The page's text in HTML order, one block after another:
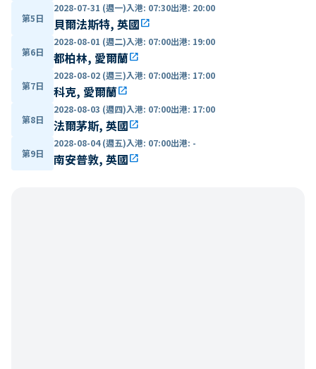
第5日
2028-07-31 (週一)入港: 07:30出港: 20:00
貝爾法斯特, 英國open_in_new
第6日
2028-08-01 (週二)入港: 07:00出港: 19:00
都柏林, 愛爾蘭open_in_new
第7日
2028-08-02 (週三)入港: 07:00出港: 17:00
科克, 愛爾蘭open_in_new
第8日
2028-08-03 (週四)入港: 07:00出港: 17:00
法爾茅斯, 英國open_in_new
第9日
2028-08-04 (週五)入港: 07:00出港: -
南安普敦, 英國open_in_new